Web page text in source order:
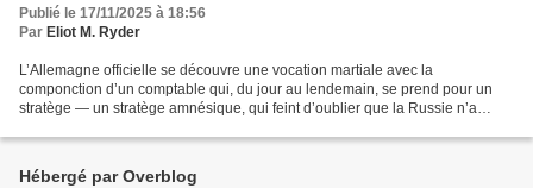
Publié le 17/11/2025 à 18:56
Par Eliot M. Ryder
L’Allemagne officielle se découvre une vocation martiale avec la
componction d’un comptable qui, du jour au lendemain, se prend pour un
stratège — un stratège amnésique, qui feint d’oublier que la Russie n’a
Hébergé par Overblog